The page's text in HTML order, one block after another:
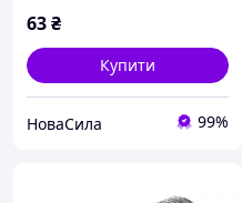
63₴
Купити
НоваСила 99%